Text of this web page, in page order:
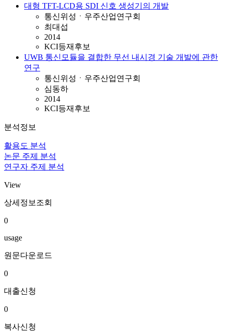
대형 TFT-LCD용 SDI 신호 생성기의 개발
통신위성ㆍ우주산업연구회
최대섭
2014
KCI등재후보
UWB 통신모듈을 결합한 무선 내시경 기술 개발에 관한
연구
통신위성ㆍ우주산업연구회
심동하
2014
KCI등재후보
분석정보
활용도 분석
논문 주제 분석
연구자 주제 분석
View
상세정보조회
0
usage
원문다운로드
0
대출신청
0
복사신청